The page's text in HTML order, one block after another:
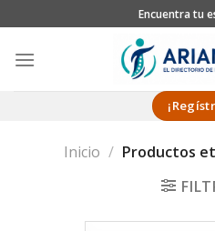
to
content
Encuentra tu
Inicio / Productos